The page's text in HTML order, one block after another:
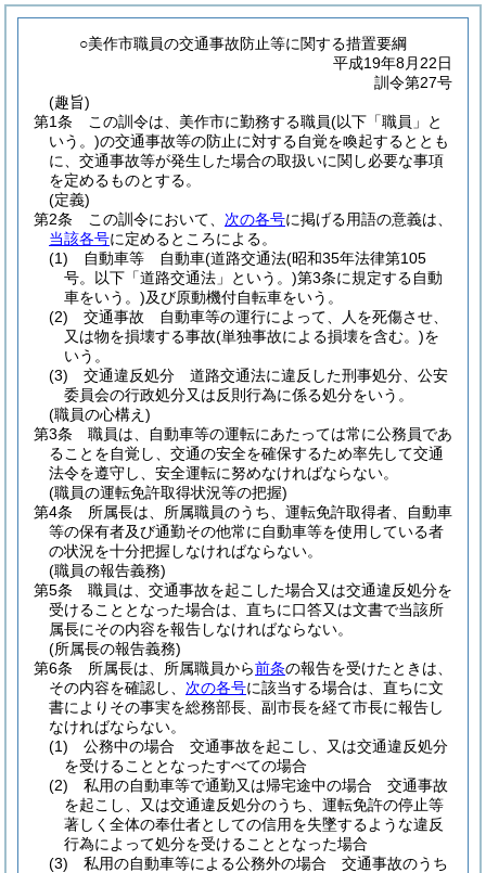
○美作市職員の交通事故防止等に関する措置要綱
平成19年8月22日
訓令第27号
(趣旨)
第1条
この訓令は、美作市に勤務する職員(以下「職員」と
いう。)の交通事故等の防止に対する自覚を喚起するととも
に、交通事故等が発生した場合の取扱いに関し必要な事項
を定めるものとする。
(定義)
第2条
この訓令において、 次の各号に掲げる用語の意義は、
当該各号に定めるところによる。
(1)
自動車等 自動車(道路交通法(昭和35年法律第105
号。以下「道路交通法」という。)第3条に規定する自動
車をいう。)及び原動機付自転車をいう。
(2)
交通事故 自動車等の運行によって、人を死傷させ、
又は物を損壊する事故(単独事故による損壊を含む。)を
いう。
(3)
交通違反処分 道路交通法に違反した刑事処分、公安
委員会の行政処分又は反則行為に係る処分をいう。
(職員の心構え)
第3条
職員は、自動車等の運転にあたっては常に公務員であ
ることを自覚し、交通の安全を確保するため率先して交通
法令を遵守し、安全運転に努めなければならない。
(職員の運転免許取得状況等の把握)
第4条
所属長は、所属職員のうち、運転免許取得者、自動車
等の保有者及び通勤その他常に自動車等を使用している者
の状況を十分把握しなければならない。
(職員の報告義務)
第5条
職員は、交通事故を起こした場合又は交通違反処分を
受けることとなった場合は、直ちに口答又は文書で当該所
属長にその内容を報告しなければならない。
(所属長の報告義務)
第6条
所属長は、所属職員から前条の報告を受けたときは、
その内容を確認し、 次の各号に該当する場合は、直ちに文
書によりその事実を総務部長、副市長を経て市長に報告し
なければならない。
(1)
公務中の場合 交通事故を起こし、又は交通違反処分
を受けることとなったすべての場合
(2)
私用の自動車等で通勤又は帰宅途中の場合 交通事故
を起こし、又は交通違反処分のうち、運転免許の停止等
著しく全体の奉仕者としての信用を失墜するような違反
行為によって処分を受けることとなった場合
(3)
私用の自動車等による公務外の場合 交通事故のうち